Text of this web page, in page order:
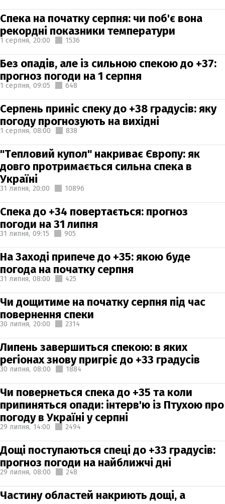
Спека на початку серпня: чи поб'є вона
рекордні показники температури
1 серпня, 20:00 1536
Без опадів, але із сильною спекою до +37:
прогноз погоди на 1 серпня
1 серпня, 09:05 648
Серпень приніс спеку до +38 градусів: яку
погоду прогнозують на вихідні
1 серпня, 08:00 838
"Тепловий купол" накриває Європу: як
довго протримається сильна спека в
Україні
31 липня, 20:00 10896
Спека до +34 повертається: прогноз
погоди на 31 липня
31 липня, 09:15 905
На Заході припече до +35: якою буде
погода на початку серпня
31 липня, 08:00 425
Чи дощитиме на початку серпня під час
повернення спеки
30 липня, 20:00 2314
Липень завершиться спекою: в яких
регіонах знову пригріє до +33 градусів
30 липня, 08:00 1884
Чи повернеться спека до +35 та коли
припиняться опади: інтерв'ю із Птухою про
погоду в Україні у серпні
29 липня, 14:00 2494
Дощі поступаються спеці до +33 градусів:
прогноз погоди на найближчі дні
29 липня, 08:00 248
Частину областей накриють дощі, а